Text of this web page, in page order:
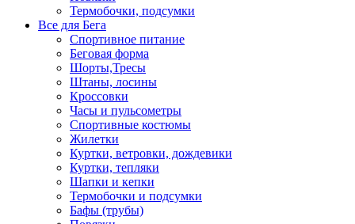
Термобочки, подсумки
Все для Бега
Спортивное питание
Беговая форма
Шорты,Тресы
Штаны, лосины
Кроссовки
Часы и пульсометры
Спортивные костюмы
Жилетки
Куртки, ветровки, дождевики
Куртки, тепляки
Шапки и кепки
Термобочки и подсумки
Бафы (трубы)